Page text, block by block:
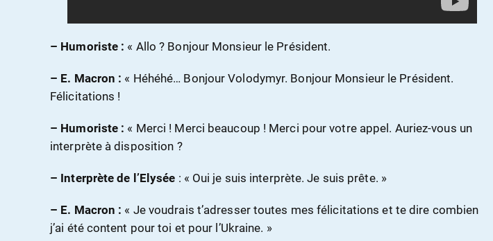
– Humoriste : « Allo ? Bonjour Monsieur le Président.
– E. Macron : « Héhéhé… Bonjour Volodymyr. Bonjour Monsieur le Président.
Félicitations !
– Humoriste : « Merci ! Merci beaucoup ! Merci pour votre appel. Auriez-vous un
interprète à disposition ?
– Interprète de l’Elysée : « Oui je suis interprète. Je suis prête. »
– E. Macron : « Je voudrais t’adresser toutes mes félicitations et te dire combien
j’ai été content pour toi et pour l’Ukraine. »